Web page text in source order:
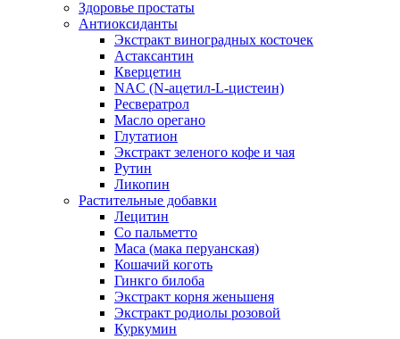
Здоровье простаты
Антиоксиданты
Экстракт виноградных косточек
Астаксантин
Кверцетин
NAC (N-ацетил-L-цистеин)
Ресвератрол
Масло орегано
Глутатион
Экстракт зеленого кофе и чая
Рутин
Ликопин
Растительные добавки
Лецитин
Со пальметто
Maca (мака перуанская)
Кошачий коготь
Гинкго билоба
Экстракт корня женьшеня
Экстракт родиолы розовой
Куркумин